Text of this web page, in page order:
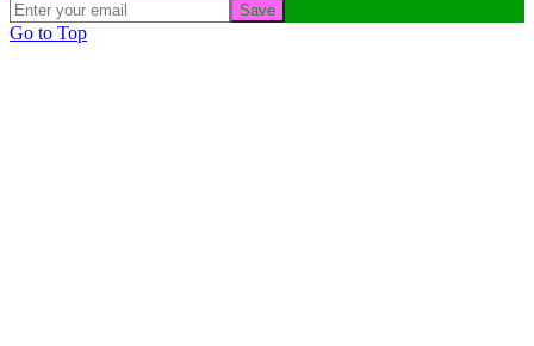
Save
Go to Top